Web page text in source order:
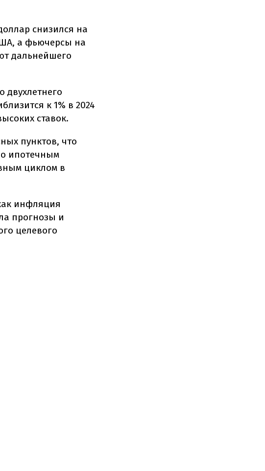
снизился на
а фьючерсы на
дальнейшего
двухлетнего
к 1% в 2024
ставок.
пунктов, что
ипотечным
циклом в
инфляция
прогнозы и
целевого